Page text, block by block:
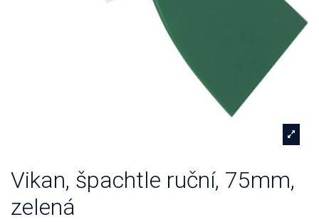
Vikan, špachtle ruční, 75mm,
zelená